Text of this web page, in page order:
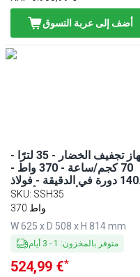
أضف إلى عربة التسوق
جهاز تجفيف الخضار - 35 لترًا -
70 كجم/ساعة - 370 واط -
1400 دورة في الدقيقة - فولاذ
مقاوم للصدأ - يشمل أنبوب
تصريف
SKU: SSH35
370 واط
W 625 x D 508 x H 814 mm
متوفر بالمخزون:
1
-
3 أيام
524,99 €*